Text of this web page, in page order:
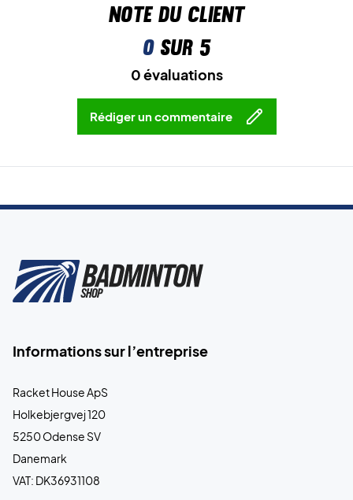
Note du client
0sur 5
0 évaluations
Rédiger un commentaire
Informations sur l’entreprise
Racket House ApS
Holkebjergvej 120
5250 Odense SV
Danemark
VAT: DK36931108